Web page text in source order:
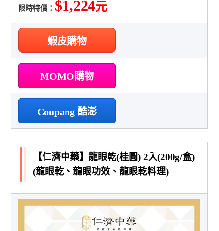
限時特價： $1,224元
蝦皮購物
MOMO購物
Coupang 酷澎
【仁濟中藥】龍眼乾(桂圓) 2入(200g/盒)
(龍眼乾、龍眼功效、龍眼乾料理)